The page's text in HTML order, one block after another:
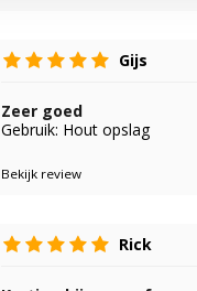
Gijs
Zeer goed
Gebruik: Hout opslag
Bekijk review
Rick